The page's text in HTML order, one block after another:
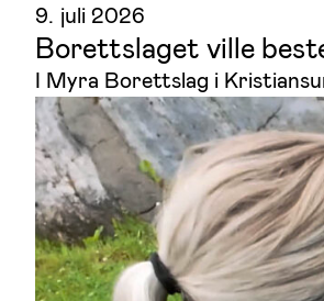
9. juli 2026
Borettslaget ville
I Myra Borettslag i